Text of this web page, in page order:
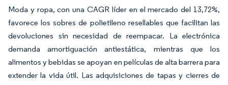
Moda y ropa, con una CAGR líder en el mercado del 13,72%,
favorece los sobres de polietileno resellables que facilitan las
devoluciones sin necesidad de reempacar. La electrónica
demanda amortiguación antiestática, mientras que los
alimentos y bebidas se apoyan en películas de alta barrera para
extender la vida útil. Las adquisiciones de tapas y cierres de